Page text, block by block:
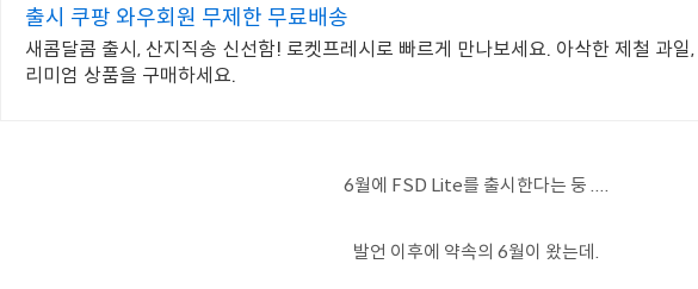
출시 쿠팡 와우회원 무제한 무료배송
새콤달콤 출시, 산지직송 신선함! 로켓프레시로 빠르게 만나보세요. 아삭한 제철 과
리미엄 상품을 구매하세요.
6월에 FSD Lite를 출시한다는 둥 ....
발언 이후에 약속의 6월이 왔는데.